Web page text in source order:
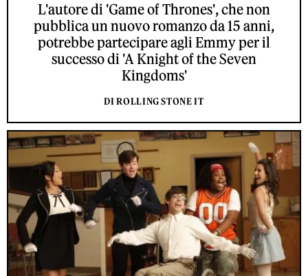
L'autore di 'Game of Thrones', che non
pubblica un nuovo romanzo da 15 anni,
potrebbe partecipare agli Emmy per il
successo di 'A Knight of the Seven
Kingdoms'
DI ROLLING STONE IT